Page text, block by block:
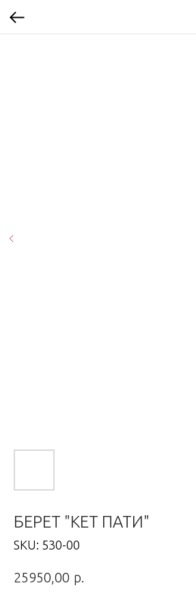
БЕРЕТ "КЕТ ПАТИ"
SKU: 530-00
25950,00 р.